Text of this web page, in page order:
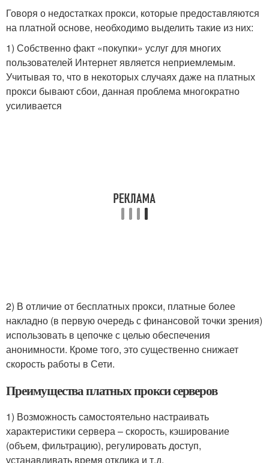
Говоря о недостатках прокси, которые предоставляются
на платной основе, необходимо выделить такие из них:
1) Собственно факт «покупки» услуг для многих
пользователей Интернет является неприемлемым.
Учитывая то, что в некоторых случаях даже на платных
прокси бывают сбои, данная проблема многократно
усиливается
2) В отличие от бесплатных прокси, платные более
накладно (в первую очередь с финансовой точки зрения)
использовать в цепочке с целью обеспечения
анонимности. Кроме того, это существенно снижает
скорость работы в Сети.
Преимущества платных прокси серверов
1) Возможность самостоятельно настраивать
характеристики сервера – скорость, кэширование
(объем, фильтрацию), регулировать доступ,
устанавливать время отклика и т.д.